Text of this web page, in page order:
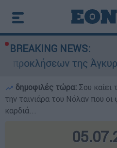
BREAKING NEWS:
της Άγκυρας στο
δημοφιλές τώρα: Σου
την ταινιάρα του Νόλαν που
καρδιά...